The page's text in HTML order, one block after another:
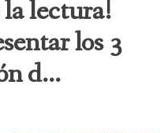
la lectura!
los 3
d...